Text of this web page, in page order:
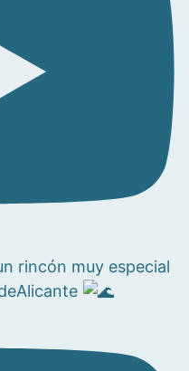
un rincón muy especial